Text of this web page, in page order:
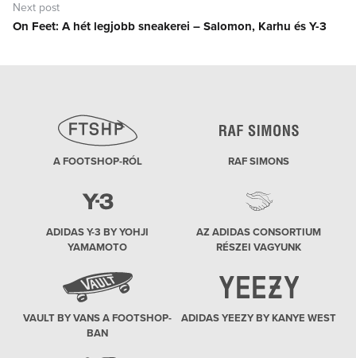
Next post
Next
On Feet: A hét legjobb sneakerei – Salomon, Karhu és Y-3
A FOOTSHOP-RÓL RAF SIMONS
ADIDAS Y-3 BY YOHJI
YAMAMOTO
AZ ADIDAS CONSORTIUM
RÉSZEI VAGYUNK
VAULT BY VANS A FOOTSHOP-
BAN
ADIDAS YEEZY BY KANYE WEST